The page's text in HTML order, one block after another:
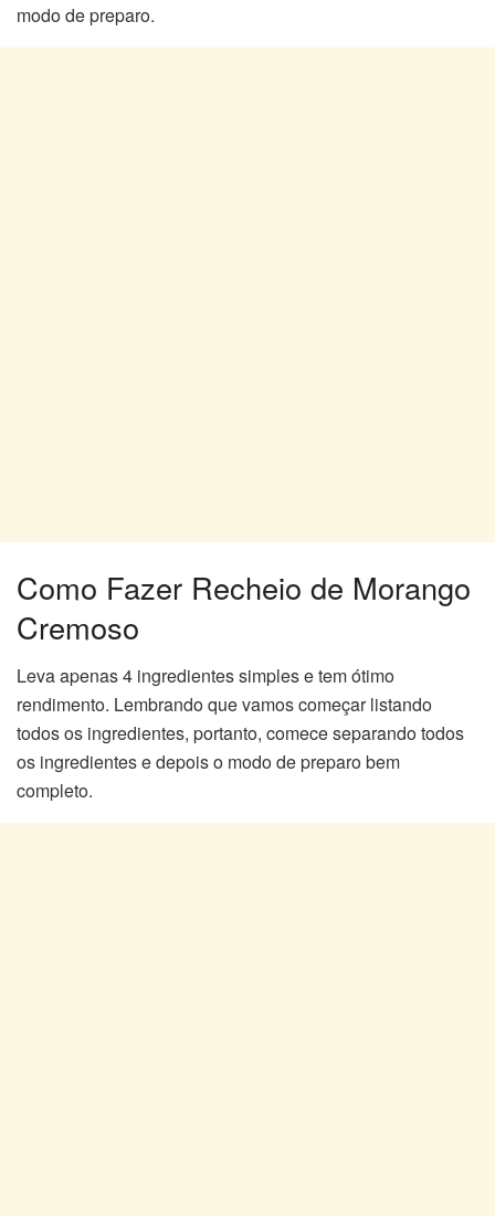
modo de preparo.
Como Fazer Recheio de Morango
Cremoso
Leva apenas 4 ingredientes simples e tem ótimo
rendimento. Lembrando que vamos começar listando
todos os ingredientes, portanto, comece separando todos
os ingredientes e depois o modo de preparo bem
completo.